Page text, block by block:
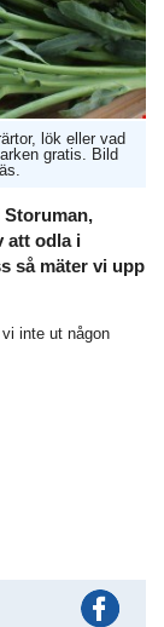
lök eller vad
gratis. Bild
att odla i
så mäter vi upp
inte ut någon